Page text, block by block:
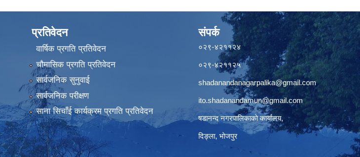
प्रतिवेदन
वार्षिक प्रगति प्रतिवेदन
चौमासिक प्रगति प्रतिवेदन
सार्वजनिक सुनुवाई
सार्वजनिक परीक्षण
साना सिचाँई कार्यक्रम प्रगति प्रतिवेदन
संपर्क
०२९-४२११२४
०२९-४२११२५
shadanandanagarpalika@gmail.com
ito.shadanandamun@gmail.com
षडानन्द नगरपालिकाको कार्यालय,
दिङ्ला, भोजपुर